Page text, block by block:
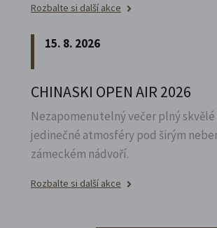
Rozbalte si další akce
15. 8. 2026
CHINASKI OPEN AIR 2026
Nezapomenutelný večer plný skvělé
jedinečné atmosféry pod širým
zámeckém nádvoří.
Rozbalte si další akce